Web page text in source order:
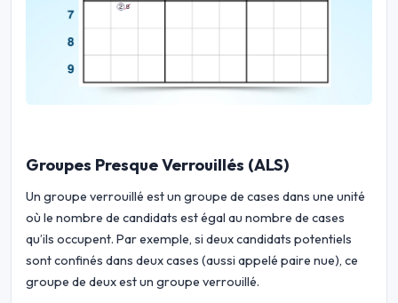
Groupes Presque Verrouillés (ALS)
Un groupe verrouillé est un groupe de cases dans une unité
où le nombre de candidats est égal au nombre de cases
qu’ils occupent. Par exemple, si deux candidats potentiels
sont confinés dans deux cases (aussi appelé paire nue), ce
groupe de deux est un groupe verrouillé.